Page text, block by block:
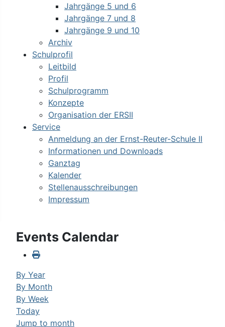
Jahrgänge 5 und 6
Jahrgänge 7 und 8
Jahrgänge 9 und 10
Archiv
Schulprofil
Leitbild
Profil
Schulprogramm
Konzepte
Organisation der ERSII
Service
Anmeldung an der Ernst-Reuter-Schule II
Informationen und Downloads
Ganztag
Kalender
Stellenausschreibungen
Impressum
Events Calendar
By Year
By Month
By Week
Today
Jump to month